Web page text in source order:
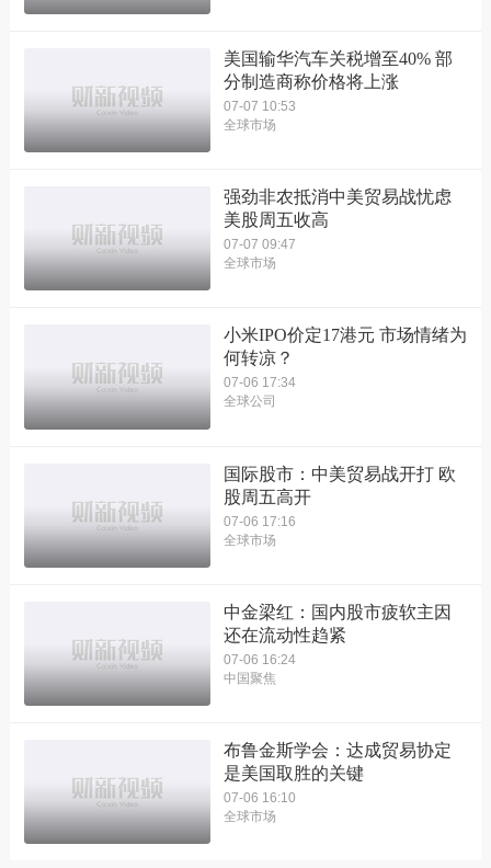
美国输华汽车关税增至40% 部
分制造商称价格将上涨
07-07 10:53
全球市场
强劲非农抵消中美贸易战忧虑
美股周五收高
07-07 09:47
全球市场
小米IPO价定17港元 市场情绪为
何转凉？
07-06 17:34
全球公司
国际股市：中美贸易战开打 欧
股周五高开
07-06 17:16
全球市场
中金梁红：国内股市疲软主因
还在流动性趋紧
07-06 16:24
中国聚焦
布鲁金斯学会：达成贸易协定
是美国取胜的关键
07-06 16:10
全球市场